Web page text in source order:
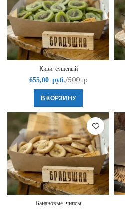
Киви сушеный
655,00руб. /500 гр
В КОРЗИНУ
Банановые чипсы